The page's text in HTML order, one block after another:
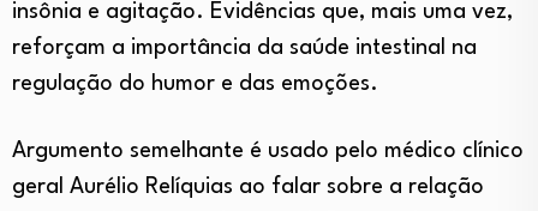
insônia e agitação. Evidências que, mais uma vez,
reforçam a importância da saúde intestinal na
regulação do humor e das emoções.
Argumento semelhante é usado pelo médico clínico
geral Aurélio Relíquias ao falar sobre a relação